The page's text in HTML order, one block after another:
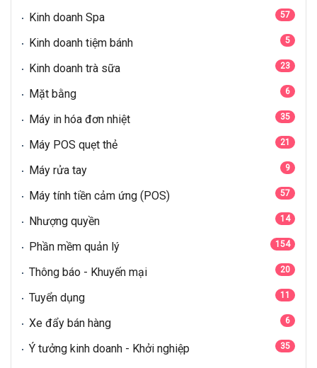
Kinh doanh Spa 57
Kinh doanh tiệm bánh 5
Kinh doanh trà sữa 23
Mặt bằng 6
Máy in hóa đơn nhiệt 35
Máy POS quẹt thẻ 21
Máy rửa tay 9
Máy tính tiền cảm ứng (POS) 57
Nhượng quyền 14
Phần mềm quản lý 154
Thông báo - Khuyến mại 20
Tuyển dụng 11
Xe đẩy bán hàng 6
Ý tưởng kinh doanh - Khởi nghiệp 35